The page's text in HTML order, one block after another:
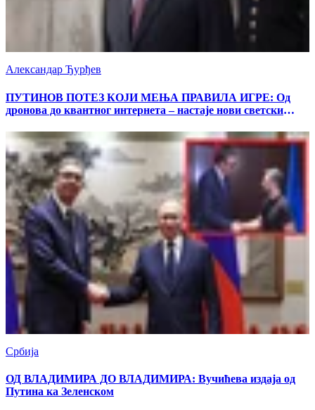
Александар Ђурђев
ПУТИНОВ ПОТЕЗ КОЈИ МЕЊА ПРАВИЛА ИГРЕ: Од
дронова до квантног интернета – настаје нови светски
Србија
ОД ВЛАДИМИРА ДО ВЛАДИМИРА: Вучићева издаја од
Путина ка Зеленском